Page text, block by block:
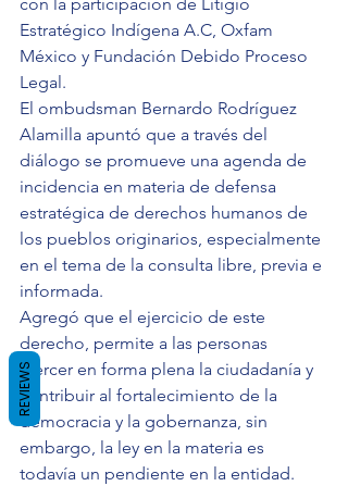
con la participación de Litigio
Estratégico Indígena A.C, Oxfam
México y Fundación Debido Proceso
Legal.
El ombudsman Bernardo Rodríguez
Alamilla apuntó que a través del
diálogo se promueve una agenda de
incidencia en materia de defensa
estratégica de derechos humanos de
los pueblos originarios, especialmente
en el tema de la consulta libre, previa e
informada.
Agregó que el ejercicio de este
derecho, permite a las personas
ejercer en forma plena la ciudadanía y
contribuir al fortalecimiento de la
democracia y la gobernanza, sin
embargo, la ley en la materia es
todavía un pendiente en la entidad.
REVIEWS